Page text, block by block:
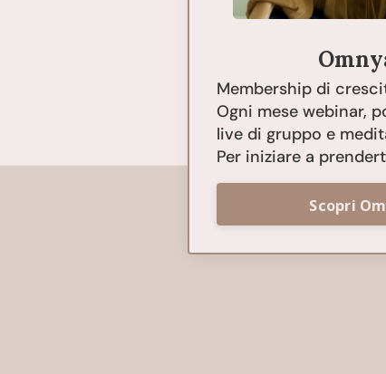
Membership di
Ogni mese webinar,
live di gruppo e
Per iniziare a
Scopri